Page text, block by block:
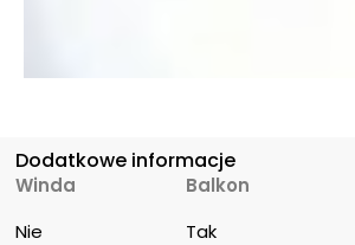
Dodatkowe informacje
Winda
Nie
Balkon
Tak